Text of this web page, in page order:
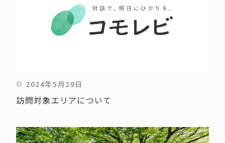
2024年5月29日
訪問対象エリアについて